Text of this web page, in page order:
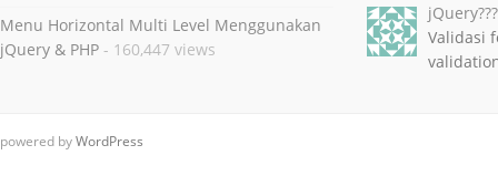
Menu Horizontal Multi Level Menggunakan
jQuery & PHP - 160,447 views
Validasi
powered byWordPress